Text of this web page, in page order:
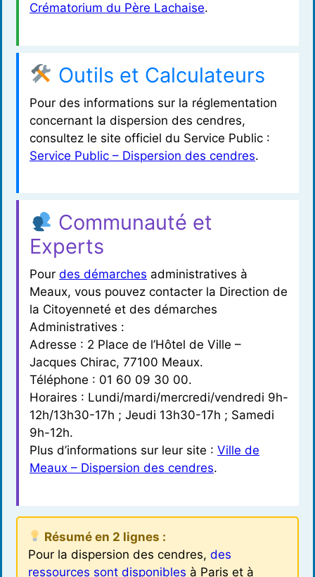
Crématorium du Père Lachaise.
Outils et Calculateurs
Pour des informations sur la réglementation
concernant la dispersion des cendres,
consultez le site officiel du Service Public :
Service Public – Dispersion des cendres.
Communauté et
Experts
Pour des démarches administratives à
Meaux, vous pouvez contacter la Direction de
la Citoyenneté et des démarches
Administratives :
Adresse : 2 Place de l’Hôtel de Ville –
Jacques Chirac, 77100 Meaux.
Téléphone : 01 60 09 30 00.
Horaires : Lundi/mardi/mercredi/vendredi 9h-
12h/13h30-17h ; Jeudi 13h30-17h ; Samedi
9h-12h.
Plus d’informations sur leur site : Ville de
Meaux – Dispersion des cendres.
Résumé en 2 lignes :
Pour la dispersion des cendres, des
ressources sont disponibles à Paris et à